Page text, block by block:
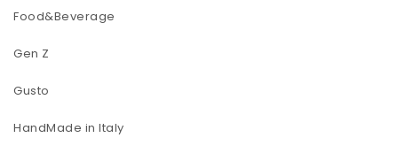
Food&Beverage
Gen Z
Gusto
HandMade in Italy